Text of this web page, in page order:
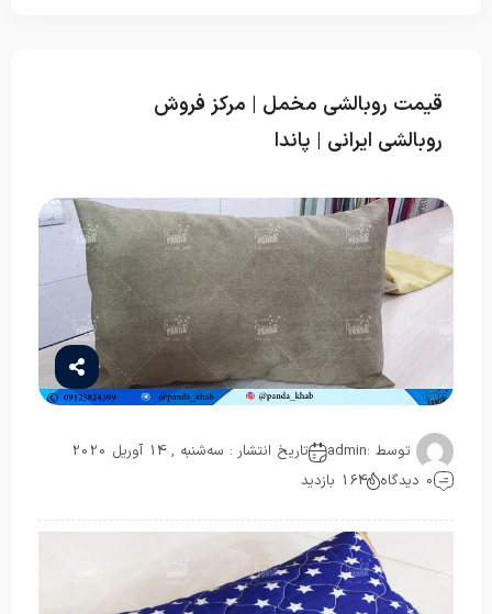
قیمت روبالشی مخمل | مرکز فروش
روبالشی ایرانی | پاندا
توسط :admin
تاریخ انتشار : سه‌شنبه , 14 آوریل 2020
0 دیدگاه
164 بازدید